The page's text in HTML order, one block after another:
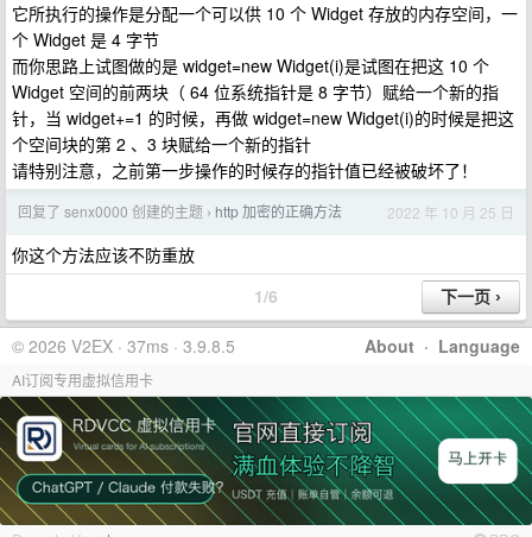
它所执行的操作是分配一个可以供 10 个 Widget 存放的内存空间，一
个 Widget 是 4 字节
而你思路上试图做的是 widget=new Widget(i)是试图在把这 10 个
Widget 空间的前两块（ 64 位系统指针是 8 字节）赋给一个新的指
针，当 widget+=1 的时候，再做 widget=new Widget(i)的时候是把这
个空间块的第 2 、3 块赋给一个新的指针
请特别注意，之前第一步操作的时候存的指针值已经被破坏了！
回复了 senx0000 创建的主题 › http 加密的正确方法 2022 年 10 月 25 日
你这个方法应该不防重放
1/6
About · Language
© 2026 V2EX · 37ms · 3.9.8.5
AI订阅专用虚拟信用卡